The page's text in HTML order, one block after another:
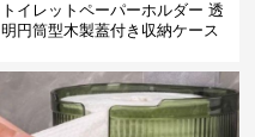
トイレットペーパーホルダー 透
明円筒型木製蓋付き収納ケース